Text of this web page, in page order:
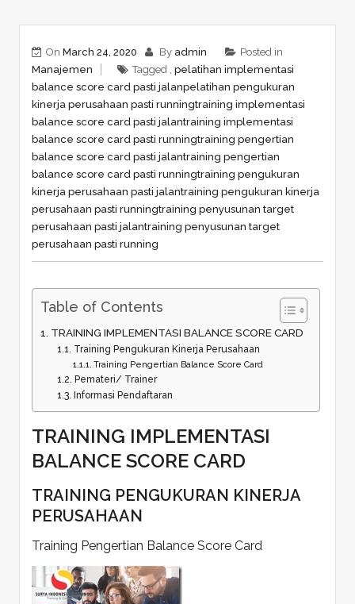
On March 24, 2020 By admin
Posted in
Manajemen
Tagged , pelatihan implementasi
balance score card pasti jalanpelatihan pengukuran
kinerja perusahaan pasti runningtraining implementasi
balance score card pasti jalantraining implementasi
balance score card pasti runningtraining pengertian
balance score card pasti jalantraining pengertian
balance score card pasti runningtraining pengukuran
kinerja perusahaan pasti jalantraining pengukuran kinerja
perusahaan pasti runningtraining penyusunan target
perusahaan pasti jalantraining penyusunan target
perusahaan pasti running
Table of Contents
TRAINING IMPLEMENTASI BALANCE SCORE CARD
Training Pengukuran Kinerja Perusahaan
Training Pengertian Balance Score Card
Pemateri/ Trainer
Informasi Pendaftaran
TRAINING IMPLEMENTASI
BALANCE SCORE CARD
TRAINING PENGUKURAN KINERJA
PERUSAHAAN
Training Pengertian Balance Score Card